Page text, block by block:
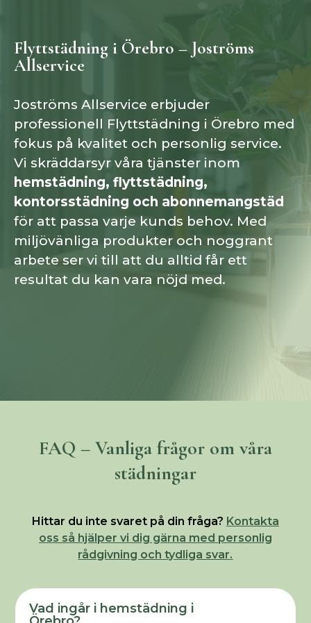
Flyttstädning i Örebro – Joströms
Allservice
Joströms Allservice erbjuder
professionell Flyttstädning i Örebro med
fokus på kvalitet och personlig service.
Vi skräddarsyr våra tjänster inom
hemstädning, flyttstädning,
kontorsstädning och abonnemangstäd
för att passa varje kunds behov. Med
miljövänliga produkter och noggrant
arbete ser vi till att du alltid får ett
resultat du kan vara nöjd med.
FAQ – Vanliga frågor om våra
städningar
Hittar du inte svaret på din fråga? Kontakta
oss så hjälper vi dig gärna med personlig
rådgivning och tydliga svar.
Vad ingår i hemstädning i